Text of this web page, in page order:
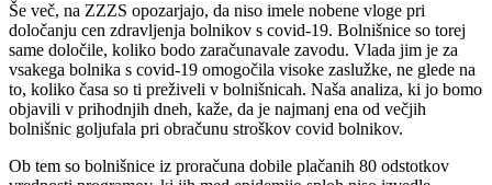
Še več, na ZZZS opozarjajo, da niso imele nobene vloge pri
določanju cen zdravljenja bolnikov s covid-19. Bolnišnice so torej
same določile, koliko bodo zaračunavale zavodu. Vlada jim je za
vsakega bolnika s covid-19 omogočila visoke zaslužke, ne glede na
to, koliko časa so ti preživeli v bolnišnicah. Naša analiza, ki jo bomo
objavili v prihodnjih dneh, kaže, da je najmanj ena od večjih
bolnišnic goljufala pri obračunu stroškov covid bolnikov.
Ob tem so bolnišnice iz proračuna dobile plačanih 80 odstotkov